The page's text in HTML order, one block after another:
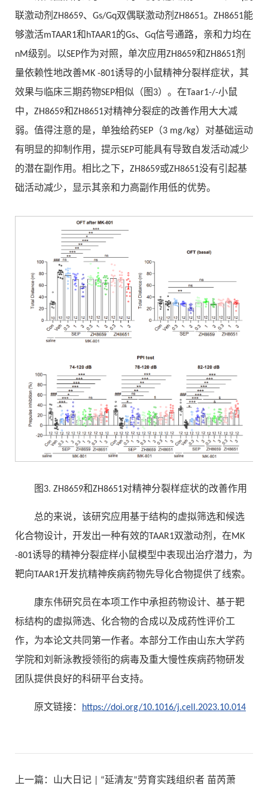
联激动剂ZH8659、Gs/Gq双偶联激动剂ZH8651。ZH8651能
够激活mTAAR1和hTAAR1的Gs、Gq信号通路，亲和力均在
nM级别。以SEP作为对照，单次应用ZH8659和ZH8651剂
量依赖性地改善MK -801诱导的小鼠精神分裂样症状，其
效果与临床三期药物SEP相似（图3）。在Taar1-/-小鼠
中，ZH8659和ZH8651对精神分裂症的改善作用大大减
弱。值得注意的是，单独给药SEP（3 mg/kg）对基础运动
有明显的抑制作用，提示SEP可能具有导致自发活动减少
的潜在副作用。相比之下，ZH8659或ZH8651没有引起基
础活动减少，显示其亲和力高副作用低的优势。
图3. ZH8659和ZH8651对精神分裂样症状的改善作用
总的来说，该研究应用基于结构的虚拟筛选和候选
化合物设计，开发出一种有效的TAAR1双激动剂，在MK
-801诱导的精神分裂症样小鼠模型中表现出治疗潜力，为
靶向TAAR1开发抗精神疾病药物先导化合物提供了线索。
康东伟研究员在本项工作中承担药物设计、基于靶
标结构的虚拟筛选、化合物的合成以及成药性评价工
作，为本论文共同第一作者。本部分工作由山东大学药
学院和刘新泳教授领衔的病毒及重大慢性疾病药物研发
团队提供良好的科研平台支持。
原文链接： https://doi.org/10.1016/j.cell.2023.10.014
上一篇： 山大日记 | “延清友”劳育实践组织者 苗芮萧